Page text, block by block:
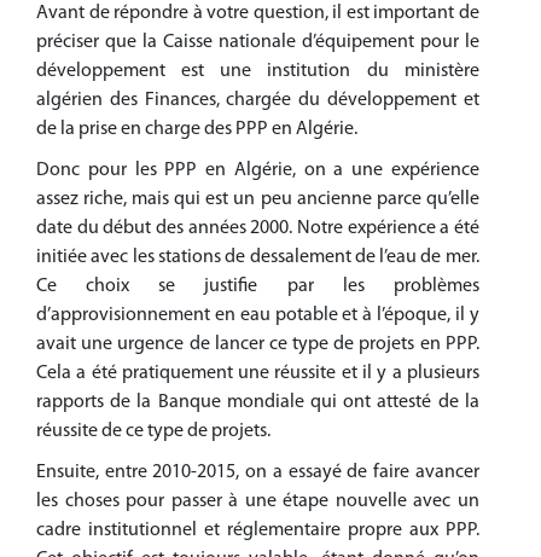
Avant de répondre à votre question, il est important de
préciser que la Caisse nationale d’équipement pour le
développement est une institution du ministère
algérien des Finances, chargée du développement et
de la prise en charge des PPP en Algérie.
Donc pour les PPP en Algérie, on a une expérience
assez riche, mais qui est un peu ancienne parce qu’elle
date du début des années 2000. Notre expérience a été
initiée avec les stations de dessalement de l’eau de mer.
Ce choix se justifie par les problèmes
d’approvisionnement en eau potable et à l’époque, il y
avait une urgence de lancer ce type de projets en PPP.
Cela a été pratiquement une réussite et il y a plusieurs
rapports de la Banque mondiale qui ont attesté de la
réussite de ce type de projets.
Ensuite, entre 2010-2015, on a essayé de faire avancer
les choses pour passer à une étape nouvelle avec un
cadre institutionnel et réglementaire propre aux PPP.